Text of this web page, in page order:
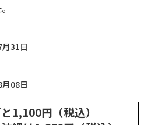
31日
08日
1,100円（税込）